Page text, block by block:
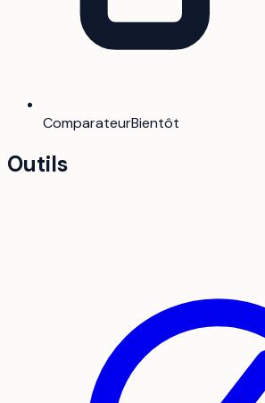
ComparateurBientôt
Outils